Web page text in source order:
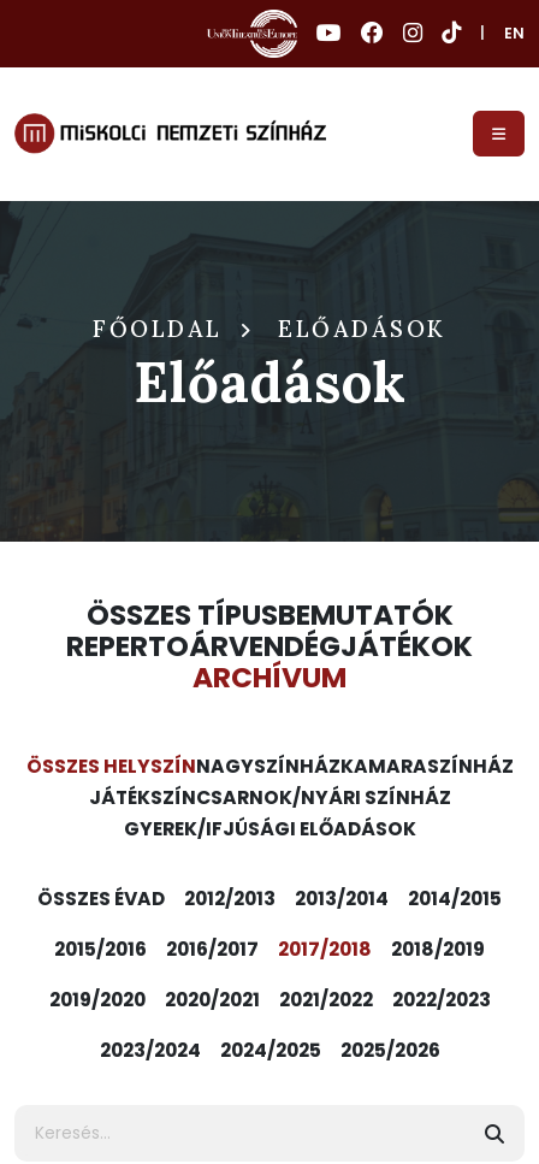
EN
FŐOLDAL ELŐADÁSOK
Előadások
ÖSSZES TÍPUSBEMUTATÓK
REPERTOÁRVENDÉGJÁTÉKOK
ARCHÍVUM
ÖSSZES HELYSZÍNNAGYSZÍNHÁZKAMARASZÍNHÁZ
JÁTÉKSZÍNCSARNOK/NYÁRI SZÍNHÁZ
GYEREK/IFJÚSÁGI ELŐADÁSOK
ÖSSZES ÉVAD 2012/2013 2013/2014
2014/2015
2015/2016
2016/2017 2017/2018
2018/2019
2019/2020
2020/2021 2021/2022
2022/2023
2023/2024
2024/2025 2025/2026